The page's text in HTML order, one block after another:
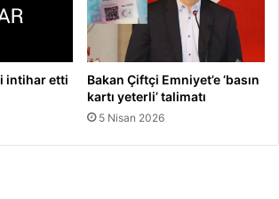
intihar etti
Bakan Çiftçi Emniyet’e ‘basın
kartı yeterli’ talimatı
5 Nisan 2026